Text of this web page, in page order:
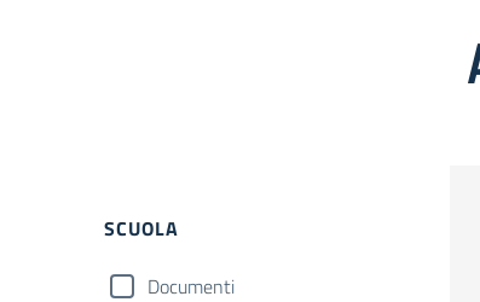
Filtri
SCUOLA
Documenti